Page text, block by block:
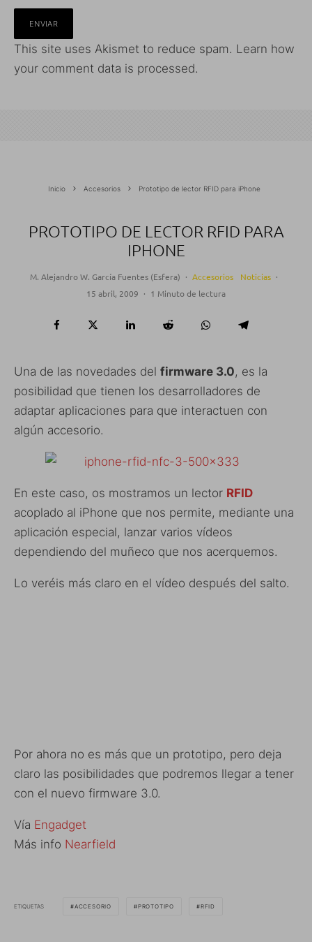
This site uses Akismet to reduce spam. Learn how
your comment data is processed.
Inicio Accesorios Prototipo de lector RFID para iPhone
PROTOTIPO DE LECTOR RFID PARA
IPHONE
M. Alejandro W. García Fuentes (Esfera) · Accesorios Noticias ·
15 abril, 2009 · 1 Minuto de lectura
Una de las novedades del firmware 3.0, es la
posibilidad que tienen los desarrolladores de
adaptar aplicaciones para que interactuen con
algún accesorio.
En este caso, os mostramos un lector RFID
acoplado al iPhone que nos permite, mediante una
aplicación especial, lanzar varios vídeos
dependiendo del muñeco que nos acerquemos.
Lo veréis más claro en el vídeo después del salto.
Por ahora no es más que un prototipo, pero deja
claro las posibilidades que podremos llegar a tener
con el nuevo firmware 3.0.
Vía Engadget
Más info Nearfield
ETIQUETAS ACCESORIO PROTOTIPO RFID